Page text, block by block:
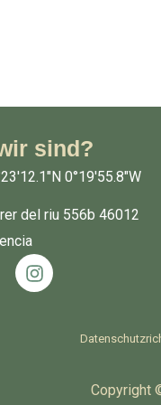
sind?
0°19'55.8"W
del riu 556b 46012
I
n
Copyright